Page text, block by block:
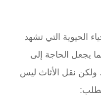
الحيوية التي تشهد
يجعل الحاجة إلى
نقل الأثاث ليس